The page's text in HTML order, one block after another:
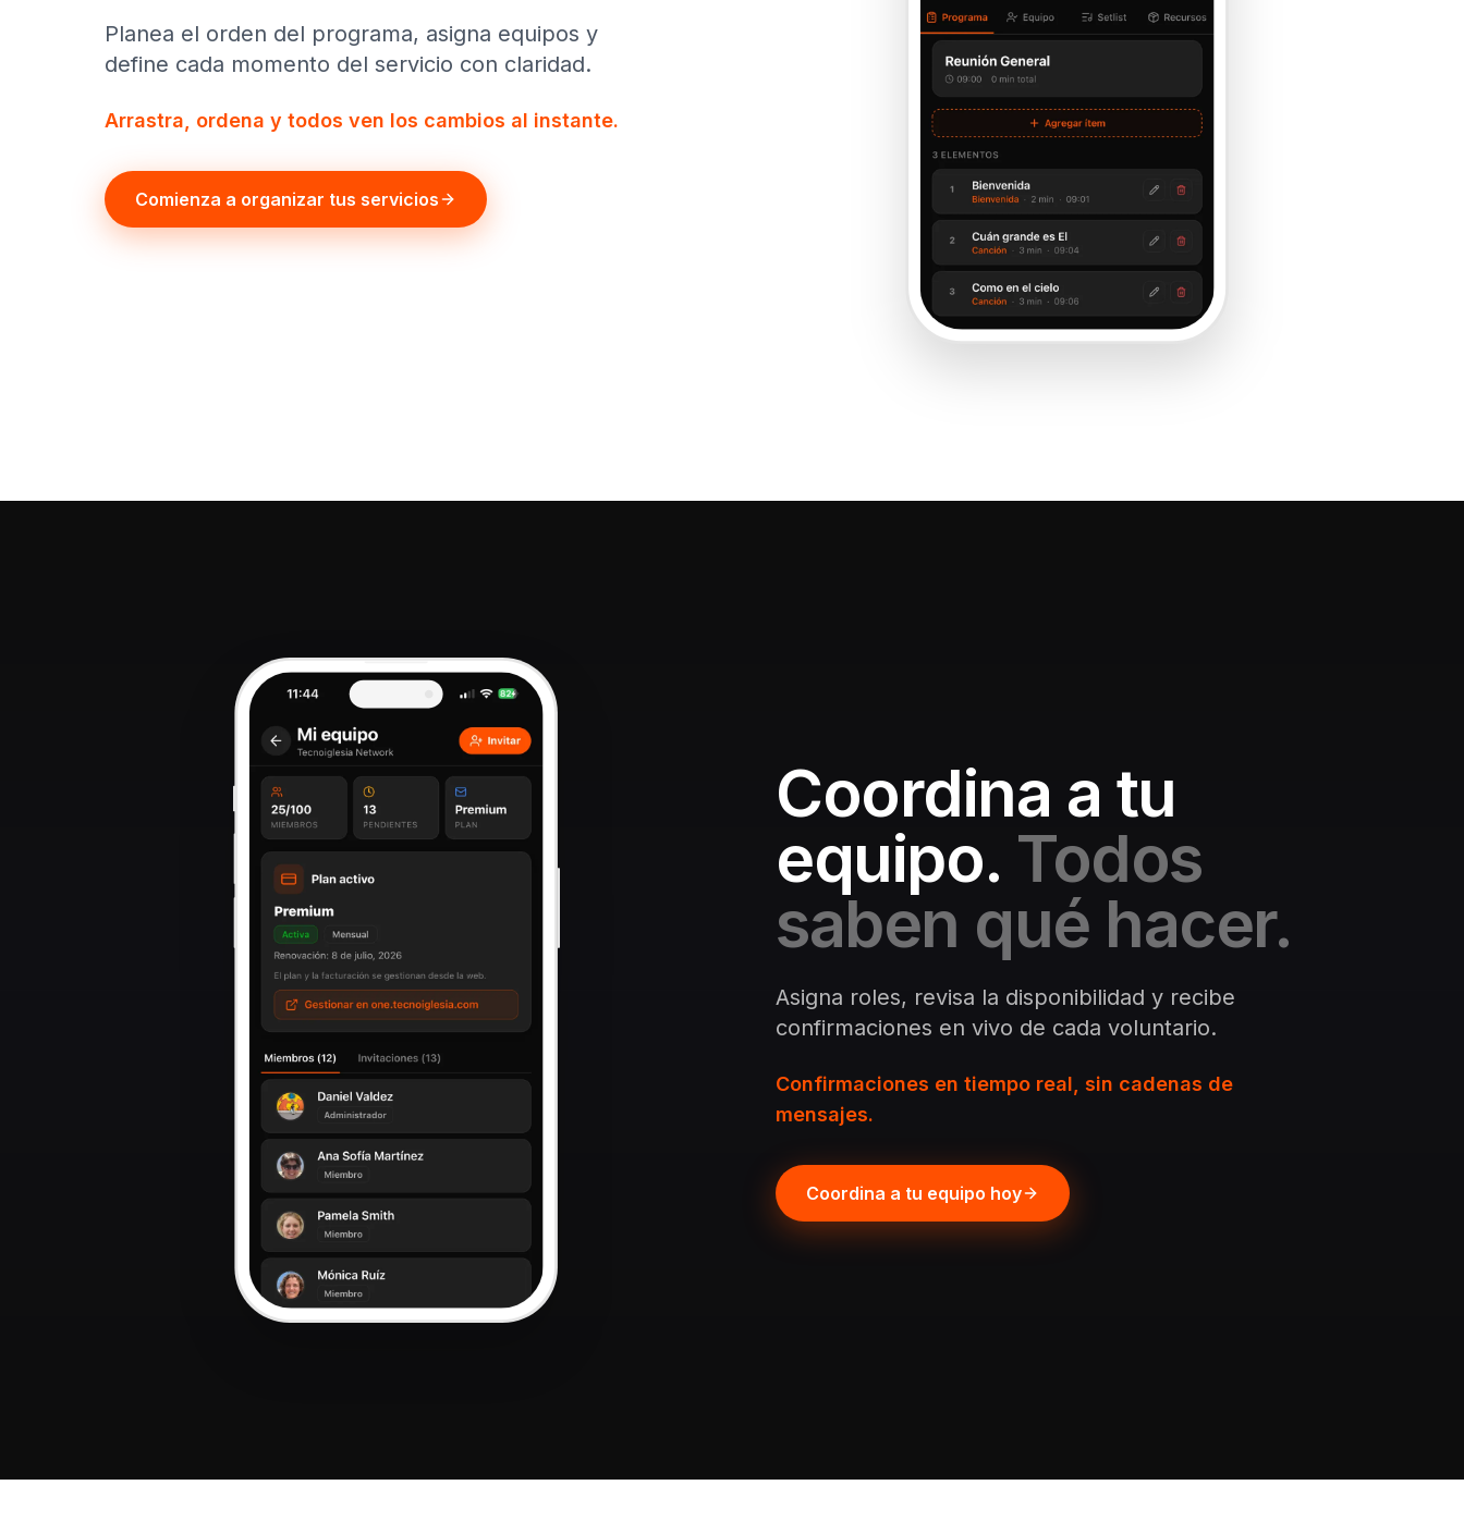
Planea el orden del programa, asigna equipos y
define cada momento del servicio con claridad.
Arrastra, ordena y todos ven los cambios al instante.
Comienza a organizar tus servicios
Coordina a tu
equipo. Todos
saben qué hacer.
Asigna roles, revisa la disponibilidad y recibe
confirmaciones en vivo de cada voluntario.
Confirmaciones en tiempo real, sin cadenas de
mensajes.
Coordina a tu equipo hoy